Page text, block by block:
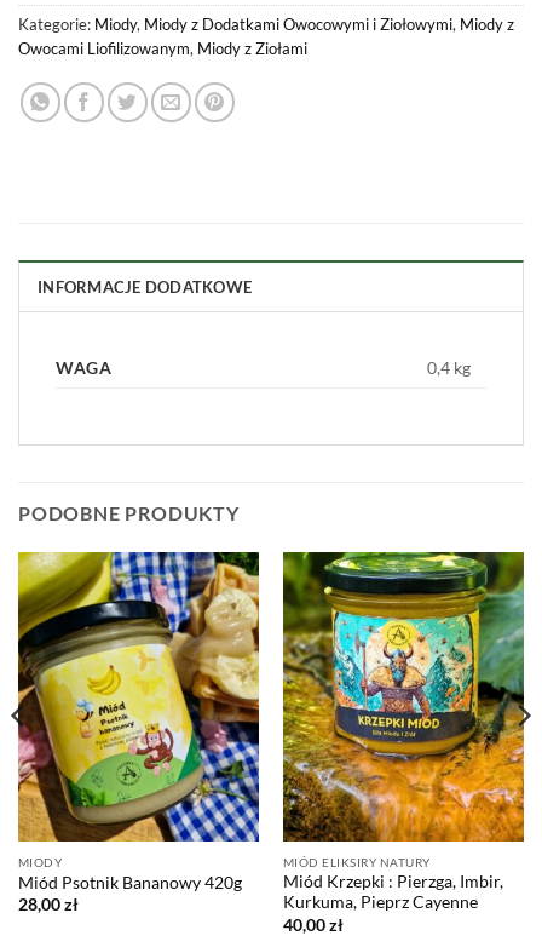
Kategorie: Miody, Miody z Dodatkami Owocowymi i Ziołowymi, Miody z
Owocami Liofilizowanym, Miody z Ziołami
INFORMACJE DODATKOWE
WAGA 0,4 kg
PODOBNE PRODUKTY
MIODY
Miód Psotnik Bananowy 420g
28,00zł
MIÓD ELIKSIRY NATURY
Miód Krzepki : Pierzga, Imbir,
Kurkuma, Pieprz Cayenne
40,00zł